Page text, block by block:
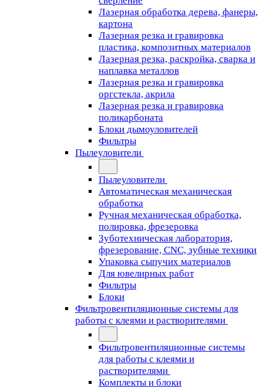
Лазерная обработка дерева, фанеры,
картона
Лазерная резка и гравировка
пластика, композитных материалов
Лазерная резка, раскройка, сварка и
наплавка металлов
Лазерная резка и гравировка
оргстекла, акрила
Лазерная резка и гравировка
поликарбоната
Блоки дымоуловителей
Фильтры
Пылеуловители
Пылеуловители
Автоматическая механическая
обработка
Ручная механическая обработка,
полировка, фрезеровка
Зуботехническая лаборатория,
фрезерование, CNC, зубные техники
Упаковка сыпучих материалов
Для ювелирных работ
Фильтры
Блоки
Фильтровентиляционные системы для
работы с клеями и растворителями
Фильтровентиляционные системы
для работы с клеями и
растворителями
Комплекты и блоки